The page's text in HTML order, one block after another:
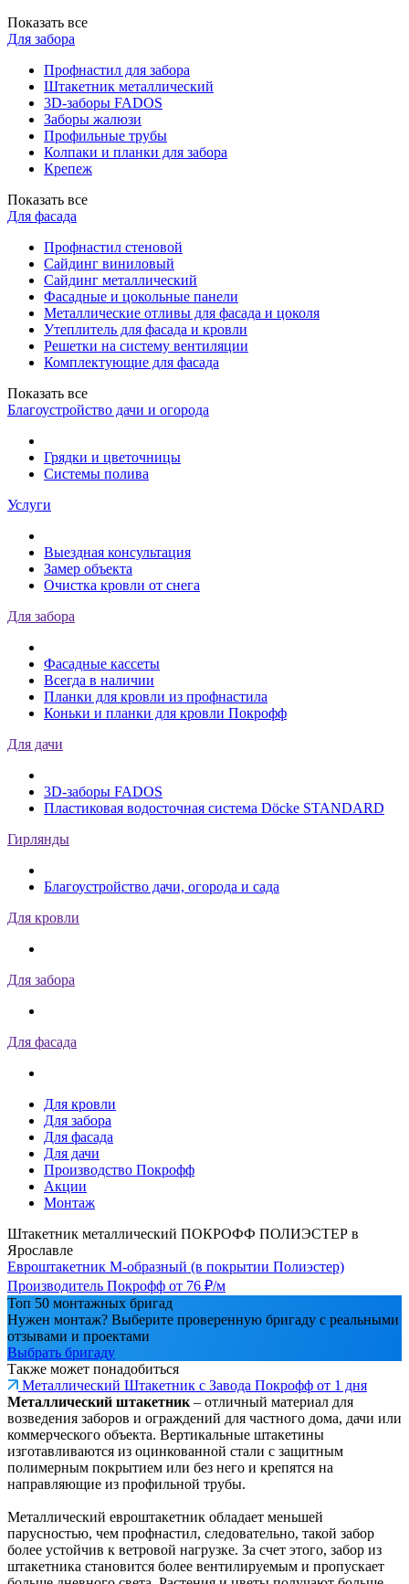
Показать все
Для забора
Профнастил для забора
Штакетник металлический
3D-заборы FADOS
Заборы жалюзи
Профильные трубы
Колпаки и планки для забора
Крепеж
Показать все
Для фасада
Профнастил стеновой
Сайдинг виниловый
Сайдинг металлический
Фасадные и цокольные панели
Металлические отливы для фасада и цоколя
Утеплитель для фасада и кровли
Решетки на систему вентиляции
Комплектующие для фасада
Показать все
Благоустройство дачи и огорода
Грядки и цветочницы
Системы полива
Услуги
Выездная консультация
Замер объекта
Очистка кровли от снега
Для забора
Фасадные кассеты
Всегда в наличии
Планки для кровли из профнастила
Коньки и планки для кровли Покрофф
Для дачи
3D-заборы FADOS
Пластиковая водосточная система Döcke STANDARD
Гирлянды
Благоустройство дачи, огорода и сада
Для кровли
Для забора
Для фасада
Для кровли
Для забора
Для фасада
Для дачи
Производство Покрофф
Акции
Монтаж
Штакетник металлический ПОКРОФФ ПОЛИЭСТЕР в
Ярославле
Евроштакетник М-образный (в покрытии Полиэстер)
Производитель Покрофф от 76 ₽/м
Топ 50 монтажных бригад
Нужен монтаж? Выберите проверенную бригаду с реальными
отзывами и проектами
Выбрать бригаду
Также может понадобиться
Металлический Штакетник с Завода Покрофф от 1 дня
Металлический штакетник – отличный материал для
возведения заборов и ограждений для частного дома, дачи или
коммерческого объекта. Вертикальные штакетины
изготавливаются из оцинкованной стали с защитным
полимерным покрытием или без него и крепятся на
направляющие из профильной трубы.
Металлический евроштакетник обладает меньшей
парусностью, чем профнастил, следовательно, такой забор
более устойчив к ветровой нагрузке. За счет этого, забор из
штакетника становится более вентилируемым и пропускает